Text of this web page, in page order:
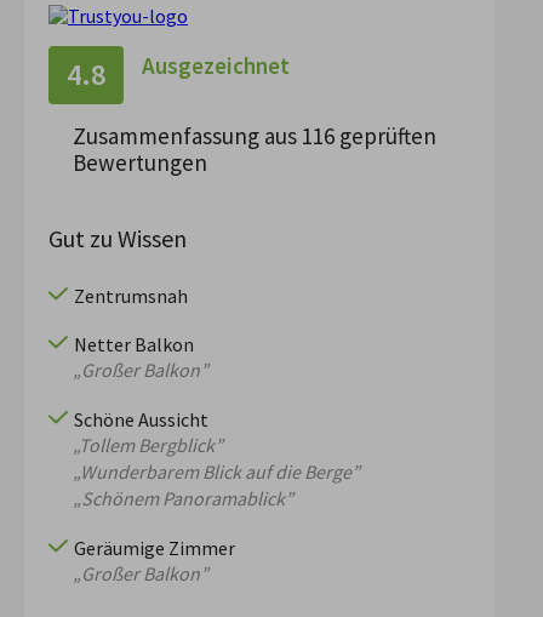
4.8 Ausgezeichnet
Zusammenfassung aus 116 geprüften
Bewertungen
Gut zu Wissen
Zentrumsnah
Netter Balkon
„Großer Balkon”
Schöne Aussicht
„Tollem Bergblick”
„Wunderbarem Blick auf die Berge”
„Schönem Panoramablick”
Geräumige Zimmer
„Großer Balkon”